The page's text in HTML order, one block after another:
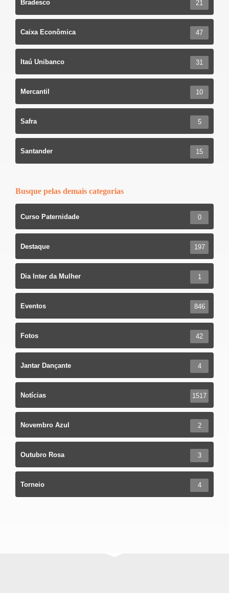
Bradesco 21
Caixa Econômica 47
Itaú Unibanco 31
Mercantil 10
Safra 5
Santander 15
Busque pelas demais categorias
Curso Paternidade 0
Destaque 197
Dia Inter da Mulher 1
Eventos 846
Fotos 42
Jantar Dançante 4
Notícias 1517
Novembro Azul 2
Outubro Rosa 3
Torneio 4